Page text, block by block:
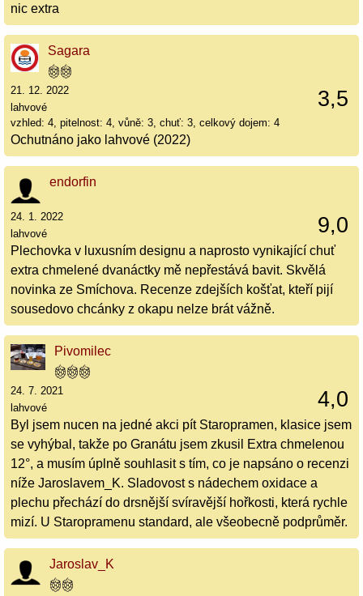
nic extra
Sagara
3,5
21. 12. 2022
lahvové
vzhled: 4, pitelnost: 4, vůně: 3, chuť: 3, celkový dojem: 4
Ochutnáno jako lahvové (2022)
endorfin
9,0
24. 1. 2022
lahvové
Plechovka v luxusním designu a naprosto vynikající chuť
extra chmelené dvanáctky mě nepřestává bavit. Skvělá
novinka ze Smíchova. Recenze zdejších košťat, kteří pijí
sousedovo chcánky z okapu nelze brát vážně.
Pivomilec
4,0
24. 7. 2021
lahvové
Byl jsem nucen na jedné akci pít Staropramen, klasice jsem
se vyhýbal, takže po Granátu jsem zkusil Extra chmelenou
12°, a musím úplně souhlasit s tím, co je napsáno o recenzi
níže Jaroslavem_K. Sladovost s nádechem oxidace a
plechu přechází do drsnější svíravější hořkosti, která rychle
mizí. U Staropramenu standard, ale všeobecně podprůměr.
Jaroslav_K